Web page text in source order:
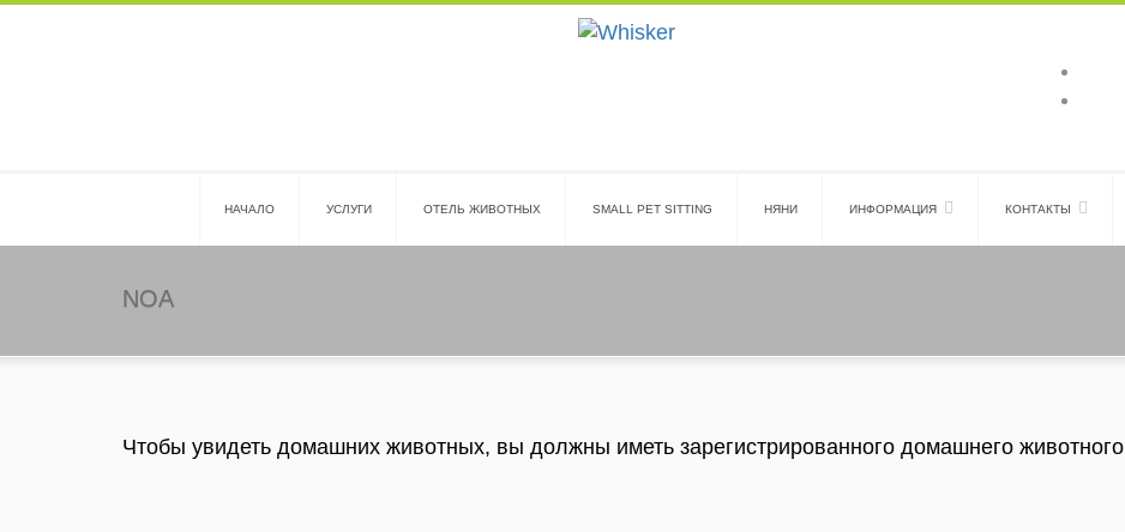
HАЧАЛО УСЛУГИ ОТЕЛЬ ЖИВОТНЫХ SMALL PET SITTING НЯНИ ИНФОРМАЦИЯ КОНТАКТЫ
NOA
Чтобы увидеть домашних животных, вы должны иметь зарегистрированного домашнего животного